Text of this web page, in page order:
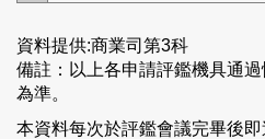
資料提供:商業司第3科
備註：以上各申請評鑑機具通
為準。
本資料每次於評鑑會議完畢後